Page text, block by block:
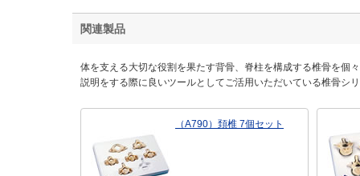
関連製品
体を支える大切な役割を果たす背骨、脊柱を構成する椎骨を個
説明をする際に良いツールとしてご活用いただいている椎骨シ
（A790）頚椎 7個セット